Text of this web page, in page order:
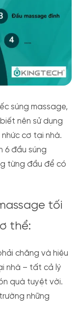
súng massage,
nên sử dụng
cơ tại nhà.
6 đầu súng
từng đầu để có
tối
thể:
chăng và hiệu
nhà – tất cả lý
quà tuyệt vời.
những